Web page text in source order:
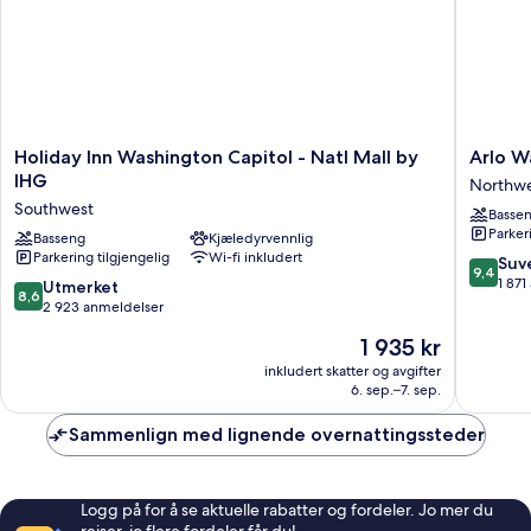
Holiday
Inn
Capitol
-
Natl
Mall
by
Holiday Inn Washington Capitol - Natl Mall by
IHG
Southwest
Basseng
Kjæledyrvennlig
Parkering tilgjengelig
Wi-fi inkludert
8.6
av
8,6 Utmerket
2 923 anmeldelser
Prisen
er
1 935 kr
1 935 kr
inkludert skatter og avgifter
6. sep.–7. sep.
Arlo
DC
Arlo
9.4
av
9,4
1
Sammenlign med lignende overnattingssteder
Logg på for å se aktuelle rabatter og fordeler. Jo mer du